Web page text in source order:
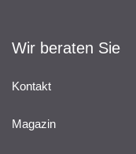
Wir beraten Sie
Kontakt
Magazin